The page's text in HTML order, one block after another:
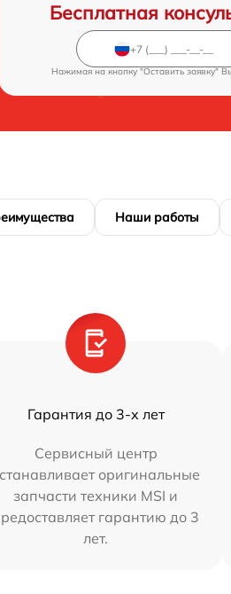
Бесплатная
Нажимая на кнопку "Оставить заявку"
Наши работы
Гарантия до 3-х лет
Сервисный центр
оригинальные
запчасти техники MSI и
гарантию до 3
лет.